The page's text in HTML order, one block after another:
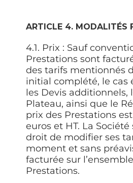
ARTICLE 4. MODALITÉS
4.1. Prix : Sauf
Prestations sont
des tarifs mentionnés
initial complété, le cas
les Devis additionnels,
Plateau, ainsi que le
prix des Prestations
euros et HT. La Société
droit de modifier ses
moment et sans
facturée sur
Prestations.